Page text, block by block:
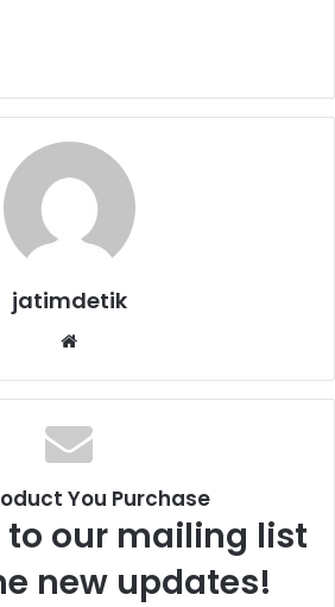
jatimdetik
te
You Purchase
to our mailing list
new updates!